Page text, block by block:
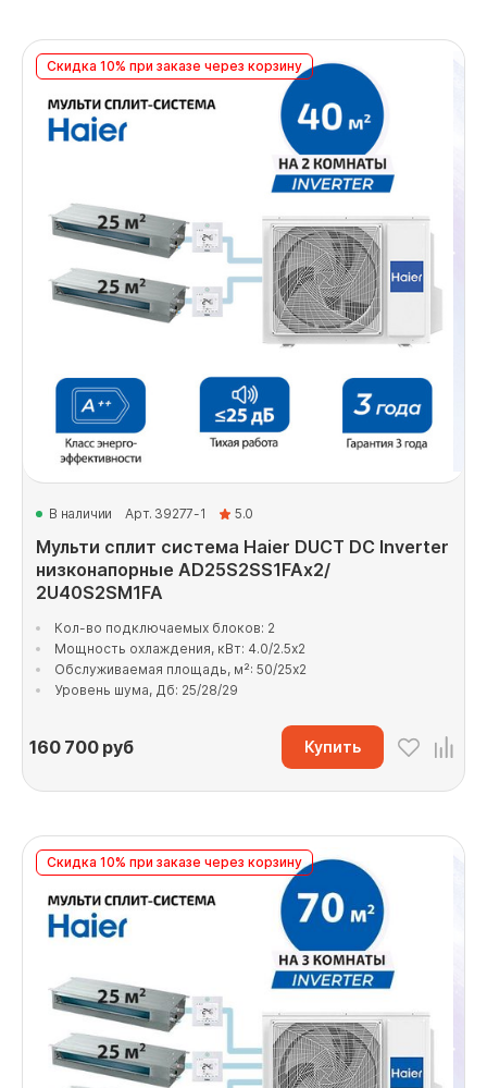
Скидка 10% при заказе через корзину
В наличии Арт. 39277-1 5.0
Мульти сплит система Haier DUCT DC Inverter
низконапорные AD25S2SS1FAx2/
2U40S2SM1FA
Кол-во подключаемых блоков: 2
Мощность охлаждения, кВт: 4.0/2.5x2
Обслуживаемая площадь, м²: 50/25x2
Уровень шума, Дб: 25/28/29
160 700руб Купить
Скидка 10% при заказе через корзину